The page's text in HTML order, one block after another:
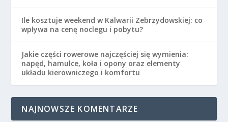
Ile kosztuje weekend w Kalwarii Zebrzydowskiej: co
wpływa na cenę noclegu i pobytu?
Jakie części rowerowe najczęściej się wymienia:
napęd, hamulce, koła i opony oraz elementy
układu kierowniczego i komfortu
NAJNOWSZE KOMENTARZE